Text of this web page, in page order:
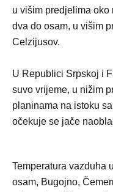
u višim predjelima oko
dva do osam, u višim
Celzijusov.
U Republici Srpskoj i
suvo vrijeme, u nižim
planinama na istoku
očekuje se jače
Temperatura vazduha
osam, Bugojno,